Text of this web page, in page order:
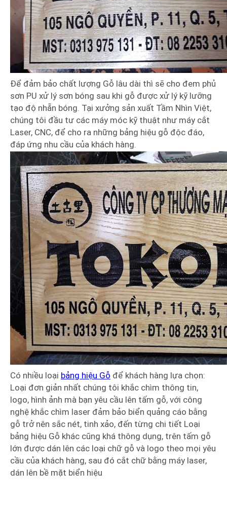
Để đảm bảo chất lượng Gỗ lâu dài thì sẽ cho đem phủ
sơn PU xử lý sơn bóng sau khi gỗ được xử lý kỹ lưỡng
tạo độ nhẵn bóng. Tại xưởng sản xuất Tầm Nhìn Việt,
chúng tôi đầu tư các máy móc kỹ thuật như máy cắt
Laser, CNC, để cho ra những bảng hiệu gỗ độc đáo,
đáp ứng nhu cầu của khách hàng.
Có nhiều loại bảng hiệu Gỗ để khách hàng lựa chọn:
Loại đơn giản nhất chúng tôi khắc chìm thông tin,
logo, hình ảnh mà bạn yêu cầu lên tấm gỗ, với công
nghệ khắc chìm laser đảm bảo biển quảng cáo bằng
gỗ trở nên sắc nét, tinh xảo, đến từng chi tiết Loại
bảng hiệu Gỗ khác cũng khá thông dụng, trên tấm gỗ
lớn được dán lên các loại chữ gỗ và logo theo mọi yêu
cầu của khách hàng, sau đó cắt chữ bằng máy laser,
dán lên bề mặt biển hiệu